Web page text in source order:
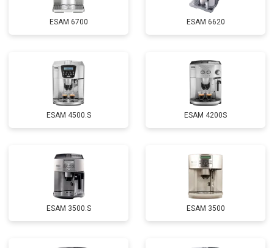
ESAM 6700 ESAM 6620
ESAM 4500.S ESAM 4200S
ESAM 3500.S ESAM 3500